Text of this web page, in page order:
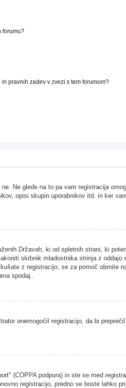
forumu?
pravnih zadev v zvezi s tem forumom?
Ne glede na to pa vam registracija
opisi skupin uporabnikov itd. in ker
Državah, ki od spletnih strani, ki
skrbnik mladostnika strinja z oddajo
z registracijo, se za pomoč obrnite
spodaj..
onemogočil registracijo, da bi
(COPPA podpora) in ste se med
registracijo, predno se boste lahko